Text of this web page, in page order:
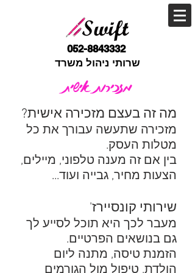
052-8843332
שרותי ניהול משרד
מזכירות אישית
מה זה בעצם מזכירה אישית?
מזכירה שתעשה עבורך את כל
מטלות העסק.
בין אם זה מענה טלפוני, מיילים,
הצעות מחיר, גבייה ועוד...
שירותי קונסיירז'
מעבר לכך היא תוכל לסייע לך
גם בנושאים הפרטיים.
הזמנת טיסה, מתנה ליום
הולדת, טיפול מול הגורמים